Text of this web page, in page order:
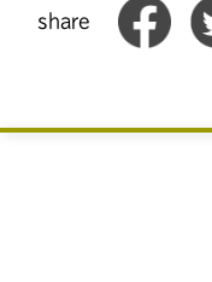
share